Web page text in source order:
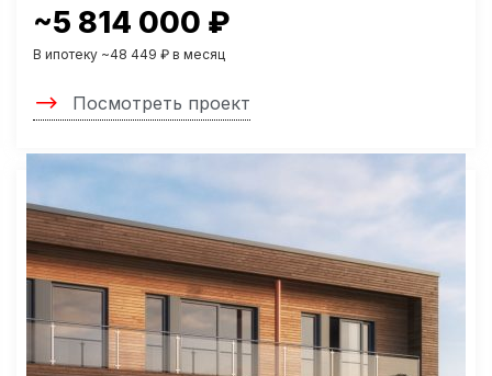
~5 814 000 ₽
В ипотеку ~48 449 ₽ в месяц
Посмотреть проект